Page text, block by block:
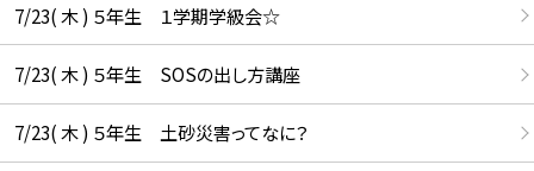
7/23( 木 ) ５年生 １学期学級会☆
7/23( 木 ) ５年生 SOSの出し方講座
7/23( 木 ) ５年生 土砂災害ってなに？